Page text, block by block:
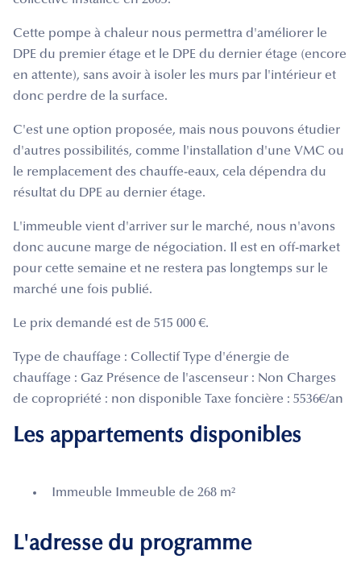
Cette pompe à chaleur nous permettra d'améliorer le
DPE du premier étage et le DPE du dernier étage (encore
en attente), sans avoir à isoler les murs par l'intérieur et
donc perdre de la surface.
C'est une option proposée, mais nous pouvons étudier
d'autres possibilités, comme l'installation d'une VMC ou
le remplacement des chauffe-eaux, cela dépendra du
résultat du DPE au dernier étage.
L'immeuble vient d'arriver sur le marché, nous n'avons
donc aucune marge de négociation. Il est en off-market
pour cette semaine et ne restera pas longtemps sur le
marché une fois publié.
Le prix demandé est de 515 000 €.
Type de chauffage : Collectif Type d'énergie de
chauffage : Gaz Présence de l'ascenseur : Non Charges
de copropriété : non disponible Taxe foncière : 5536€/an
Les appartements disponibles
Immeuble Immeuble de 268 m²
L'adresse du programme